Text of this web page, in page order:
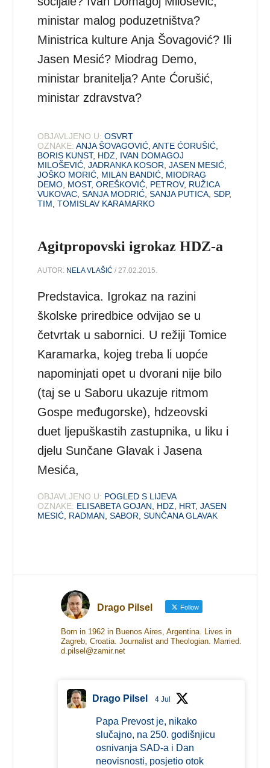
ministar malog poduzetništva?
Ministrica kulture Anja Šovagović? Ili
Jasen Mesić? Miodrag Demo,
ministar branitelja? Ante Ćorušić,
ministar zdravstva?
OBJAVLJENO U: OSVRT
OZNAKE: ANJA ŠOVAGOVIĆ ,ANTE ĆORUŠIĆ
BORIS KUNST, HDZ
IVAN DOMAGOJ
MILOŠEVIĆ ,JADRANKA KOSOR ,JASEN MESIĆ
JOŠKO MORIĆ MILAN BANDIĆ MIODRAG
DEMO MOST,OREŠKOVIĆ PETROV, RUŽICA
VUKOVAC ,SANJA MODRIĆ ,SANJA PUTICA ,SDP,
TIM ,TOMISLAV KARAMARKO
Agitpropovski igrokaz HDZ-a
AUTOR: NELA VLAŠIĆ / 27.02.2015.
Predstavica. Igrokaz na razini
školske priredbice odvijao se u
četvrtak u sabornici. U režiji Tomice
Karamarka, kojeg treba li uopće
napominjati opet u dvorani nije bilo
(taj se u Saboru ukazuje ritmom
Gospe međugorske), hdzeovski
duet ljepuškastih zastupnika, u liku i
djelu Sunčane Glavak i Jasena
Mesića,
OBJAVLJENO U: POGLED S LIJEVA
OZNAKE: ELISABETA GOJAN, HDZ, HRT,JASEN
MESIĆ, RADMAN,SABOR,SUNČANA GLAVAK
Drago Pilsel Follow
Born in 1962 in Buenos Aires, Argentina. Lives in
Zagreb, Croatia. Journalist and Theologian. Married.
d.pilsel@zamir.net
Drago Pilsel 4 Jul
Papa Prevost je, nikako
slučajno, na 250. godišnjicu
osnivanja SAD-a i Dan
neovisnosti, posjetio otok